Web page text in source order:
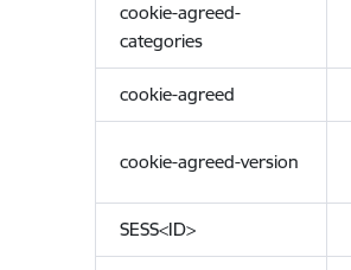
cookie-agreed-
categories
cookie-agreed
cookie-agreed-version
SESS<ID>